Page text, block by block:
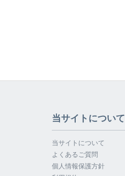
当サイトについて
当サイトについて
よくあるご質問
個人情報保護方針